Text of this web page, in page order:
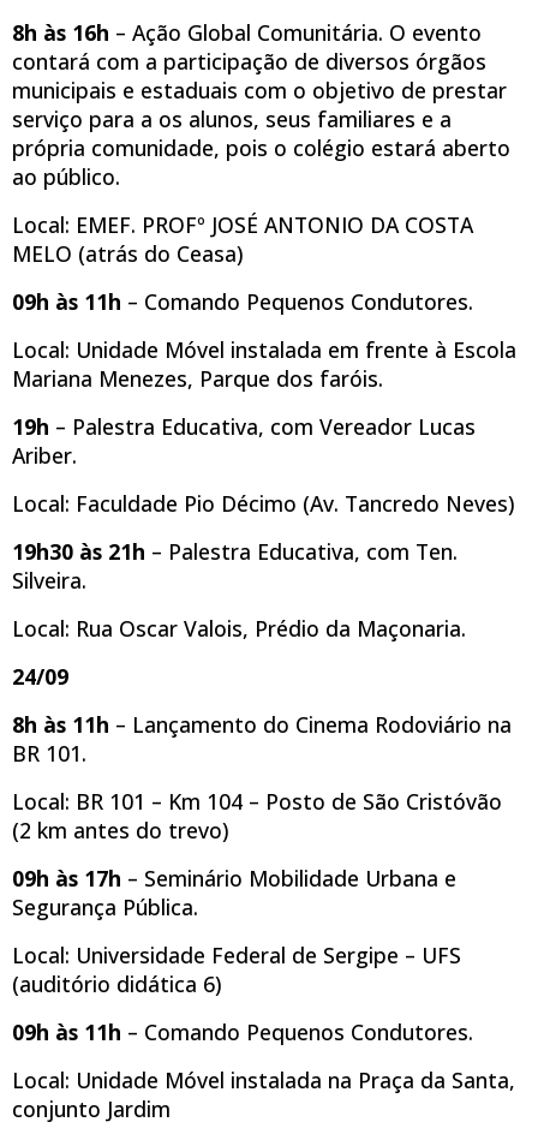
8h às 16h – Ação Global Comunitária. O evento
contará com a participação de diversos órgãos
municipais e estaduais com o objetivo de prestar
serviço para a os alunos, seus familiares e a
própria comunidade, pois o colégio estará aberto
ao público.
Local: EMEF. PROFº JOSÉ ANTONIO DA COSTA
MELO (atrás do Ceasa)
09h às 11h – Comando Pequenos Condutores.
Local: Unidade Móvel instalada em frente à Escola
Mariana Menezes, Parque dos faróis.
19h – Palestra Educativa, com Vereador Lucas
Ariber.
Local: Faculdade Pio Décimo (Av. Tancredo Neves)
19h30 às 21h – Palestra Educativa, com Ten.
Silveira.
Local: Rua Oscar Valois, Prédio da Maçonaria.
24/09
8h às 11h – Lançamento do Cinema Rodoviário na
BR 101.
Local: BR 101 – Km 104 – Posto de São Cristóvão
(2 km antes do trevo)
09h às 17h – Seminário Mobilidade Urbana e
Segurança Pública.
Local: Universidade Federal de Sergipe – UFS
(auditório didática 6)
09h às 11h – Comando Pequenos Condutores.
Local: Unidade Móvel instalada na Praça da Santa,
conjunto Jardim